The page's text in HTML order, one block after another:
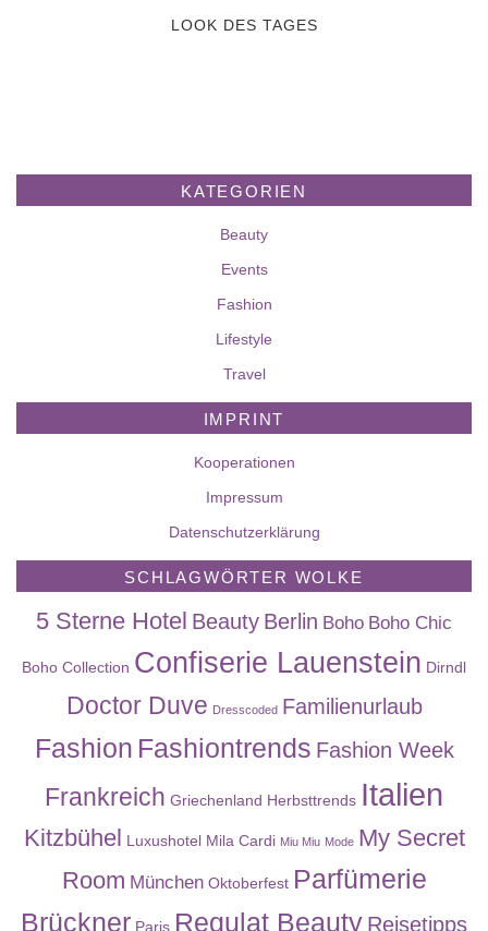
LOOK DES TAGES
KATEGORIEN
Beauty
Events
Fashion
Lifestyle
Travel
IMPRINT
Kooperationen
Impressum
Datenschutzerklärung
SCHLAGWÖRTER WOLKE
5 Sterne Hotel Beauty Berlin Boho Boho Chic
Boho Collection Confiserie Lauenstein Dirndl
Doctor Duve Dresscoded Familienurlaub
Fashion Fashiontrends Fashion Week
Frankreich Griechenland Herbsttrends Italien
Kitzbühel Luxushotel Mila Cardi Miu Miu Mode My Secret
Room München Oktoberfest Parfümerie
Brückner Paris Regulat Beauty Reisetipps